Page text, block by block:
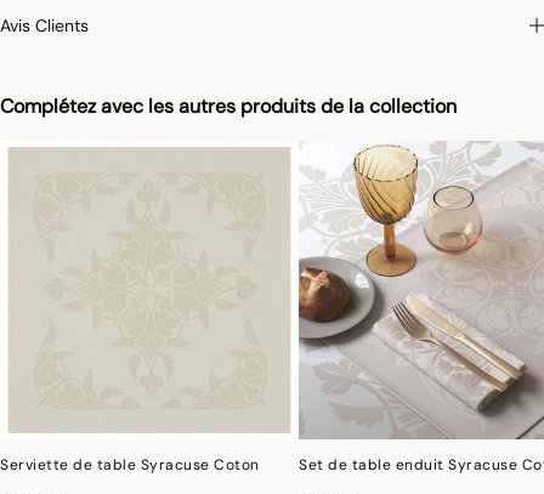
Complétez avec les autres produits de la collection
Serviette de table Syracuse Coton Set de table enduit Syracuse
Avis Clients